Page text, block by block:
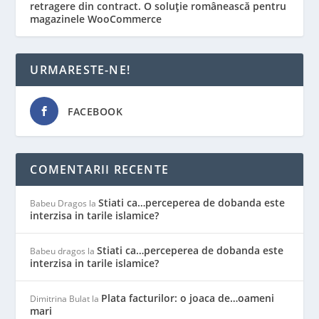
retragere din contract. O soluție românească pentru
magazinele WooCommerce
URMARESTE-NE!
FACEBOOK
COMENTARII RECENTE
Babeu Dragos laStiati ca…perceperea de dobanda este
interzisa in tarile islamice?
Babeu dragos laStiati ca…perceperea de dobanda este
interzisa in tarile islamice?
Dimitrina Bulat la Plata facturilor: o joaca de…oameni
mari